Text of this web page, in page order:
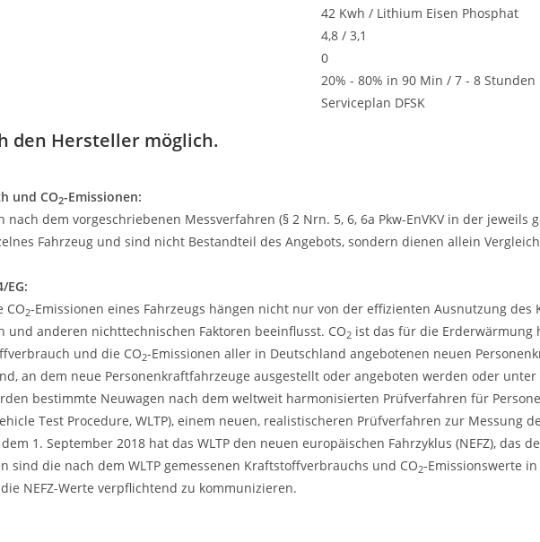
42 Kwh / Lithium Eisen Phosphat
4,8 / 3,1
0
20% - 80% in 90 Min / 7 - 8 Stunden
Serviceplan DFSK
den Hersteller möglich.
und CO2-Emissionen:
dem vorgeschriebenen Messverfahren (§ 2 Nrn. 5, 6, 6a Pkw-EnVKV in der jeweils
Fahrzeug und sind nicht Bestandteil des Angebots, sondern dienen allein
EG:
CO2-Emissionen eines Fahrzeugs hängen nicht nur von der effizienten Ausnutzung
und anderen nichttechnischen Faktoren beeinflusst. CO2 ist das für die Erderwärmung
und die CO2-Emissionen aller in Deutschland angebotenen neuen
an dem neue Personenkraftfahrzeuge ausgestellt oder angeboten werden oder unter
bestimmte Neuwagen nach dem weltweit harmonisierten Prüfverfahren für
Test Procedure, WLTP), einem neuen, realistischeren Prüfverfahren zur Messung
1. September 2018 hat das WLTP den neuen europäischen Fahrzyklus (NEFZ), das
sind die nach dem WLTP gemessenen Kraftstoffverbrauchs und CO2-Emissionswerte
NEFZ-Werte verpflichtend zu kommunizieren.